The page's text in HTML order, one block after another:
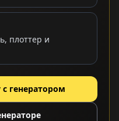
плоттер и
генератором